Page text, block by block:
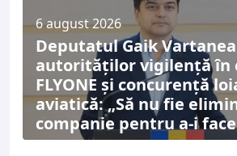
6 august 2026
Deputatul Gaik
autorităților vigilență în
FLYONE și concurență
aviatică: „Să nu fie
companie pentru a-i